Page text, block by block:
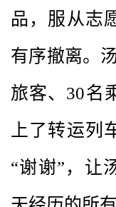
品，服从志
有序撤离。
旅客、30名
上了转运列
“谢谢”，让